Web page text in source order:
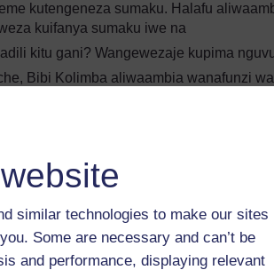
similar technologies to make our sites
Some are necessary and can’t be
and performance, displaying relevant
kutengeneza sumaku. Halafu
kuifanya sumaku iwe na
kitu gani? Wangewezaje kupima
Bibi Kolimba aliwaambia wanafunzi
ubaoni. Baadhi ya wanafunzi walidhani
zaidi. Wengine walishauri kutumia vitu
mrefu, mizunguko mingi ya nyaya
Kolimba aliwaambia wanafunzi
Waliandika majibu yao kwenye jedwali
hadi walipokuwa wamejaribu mawazo
wakiwa na wenzao, walijaribu kuandika
sana namna darasa lake